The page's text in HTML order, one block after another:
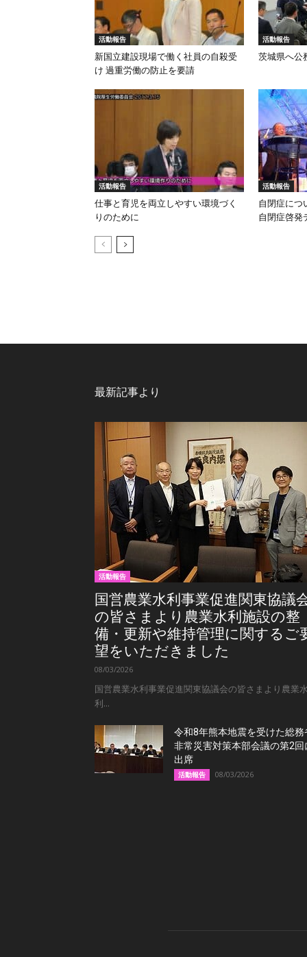
活動報告
新国立建設現場で働く社員の自殺受
け 過重労働の防止を要請
活動報告
茨城県へ公
活動報告
仕事と育児を両立しやすい環境づく
りのために
活動報告
自閉症につ
自閉症啓発
最新記事より
活動報告
国営農業水利事業促進関東協議
の皆さまより農業水利施設の整
備・更新や維持管理に関するご
望をいただきました
08/03/2026
国営農業水利事業促進関東協議会の皆さまより農業
利...
令和8年熊本地震を受けた総務
非常災害対策本部会議の第2回
出席
活動報告 08/03/2026